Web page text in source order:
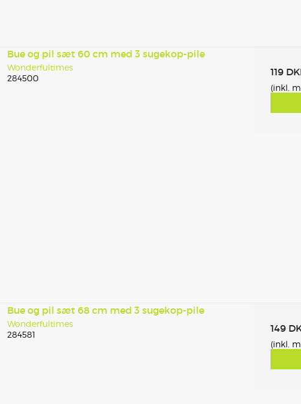
Bue og pil sæt 60 cm med 3 sugekop-pile
Wonderfultimes
284500
119
(inkl.
Bue og pil sæt 68 cm med 3 sugekop-pile
Wonderfultimes
284581
149
(inkl.